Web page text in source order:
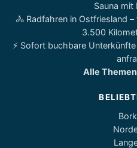
Sauna mit
🚴 Radfahren in Ostfriesland
3.500
⚡ Sofort buchbare
Alle